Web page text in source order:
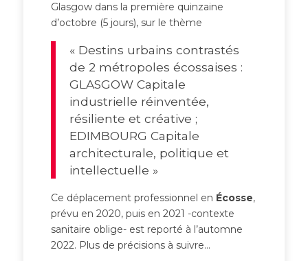
Glasgow dans la première quinzaine
d’octobre (5 jours), sur le thème
« Destins urbains contrastés
de 2 métropoles écossaises :
GLASGOW Capitale
industrielle réinventée,
résiliente et créative ;
EDIMBOURG Capitale
architecturale, politique et
intellectuelle »
Ce déplacement professionnel en Écosse,
prévu en 2020, puis en 2021 -contexte
sanitaire oblige- est reporté à l’automne
2022. Plus de précisions à suivre…